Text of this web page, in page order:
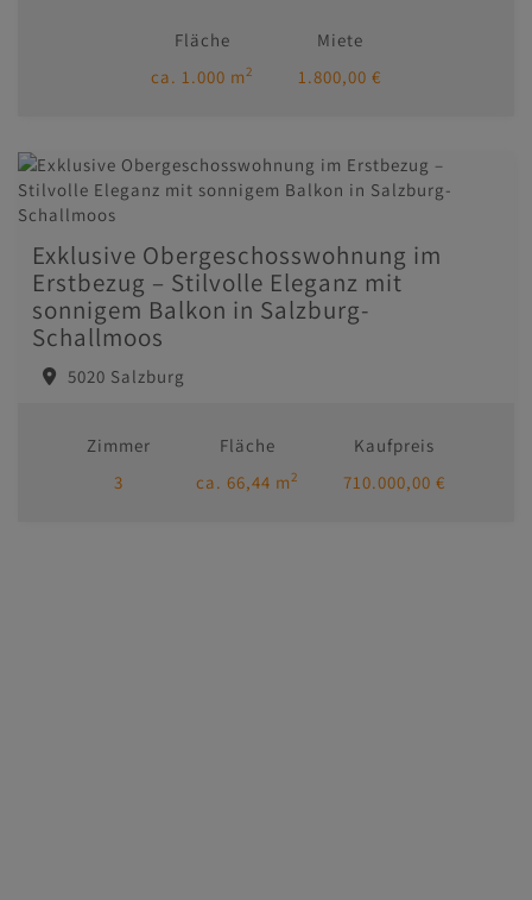
Fläche
ca. 1.000 m2
Miete
1.800,00 €
Exklusive Obergeschosswohnung im
Erstbezug – Stilvolle Eleganz mit
sonnigem Balkon in Salzburg-
Schallmoos
5020 Salzburg
Zimmer
3
Fläche
ca. 66,44 m2
Kaufpreis
710.000,00 €